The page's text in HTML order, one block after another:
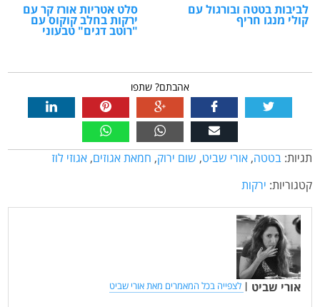
לביבות בטטה ובורגול עם
קולי מנגו חריף
סלט אטריות אורז קר עם
ירקות בחלב קוקוס עם
"רוטב דגים" טבעוני
אהבתם? שתפו
תגיות: בטטה, אורי שביט, שום ירוק, חמאת אגוזים, אגוזי לוז
קטגוריות: ירקות
אורי שביט | לצפייה בכל המאמרים מאת אורי שביט